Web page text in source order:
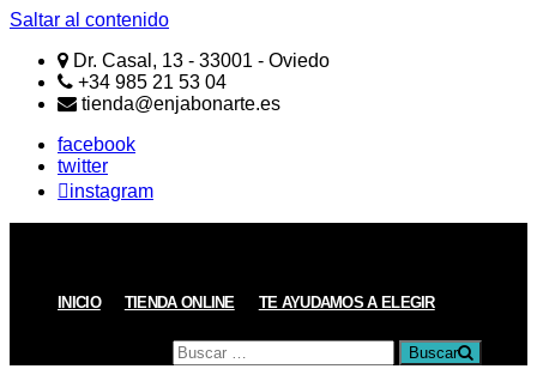
Saltar al contenido
Dr. Casal, 13 - 33001 - Oviedo
+34 985 21 53 04
tienda@enjabonarte.es
facebook
twitter
instagram
Artesanos
INICIO TIENDA ONLINE TE AYUDAMOS A ELEGIR
Buscar